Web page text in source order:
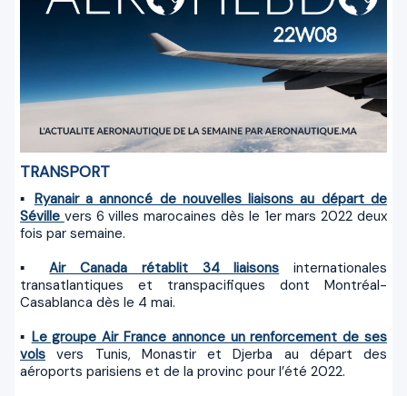
TRANSPORT
Ryanair a annoncé de nouvelles liaisons au départ de
Séville vers 6 villes marocaines dès le 1er mars 2022 deux
fois par semaine.
▪Air Canada rétablit 34 liaisons internationales
transatlantiques et transpacifiques dont Montréal-
Casablanca dès le 4 mai.
▪ Le groupe Air France annonce un renforcement de ses
vols vers Tunis, Monastir et Djerba au départ des
aéroports parisiens et de la provinc pour l’été 2022.